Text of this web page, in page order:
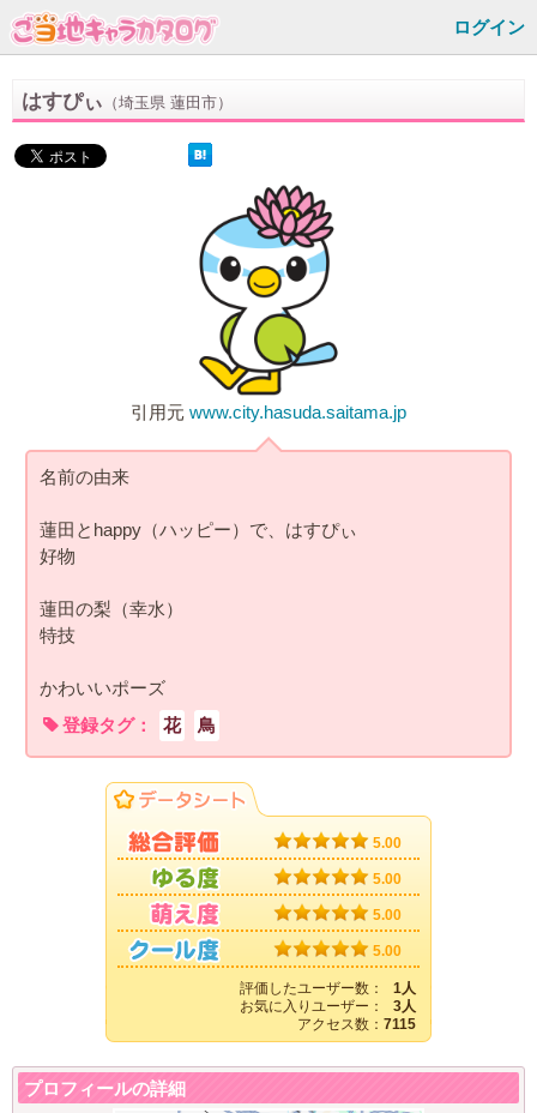
ログイン
はすぴぃ （埼玉県 蓮田市）
引用元 www.city.hasuda.saitama.jp
名前の由来
蓮田とhappy（ハッピー）で、はすぴぃ
好物
蓮田の梨（幸水）
特技
かわいいポーズ
登録タグ：
花 鳥
5.00
5.00
5.00
5.00
評価したユーザー数：
1人
お気に入りユーザー：
3人
アクセス数： 7115
プロフィールの詳細